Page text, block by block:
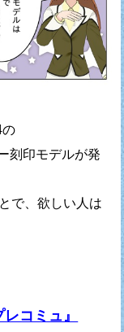
の
刻印モデルが発
で、欲しい人は
コミュ』